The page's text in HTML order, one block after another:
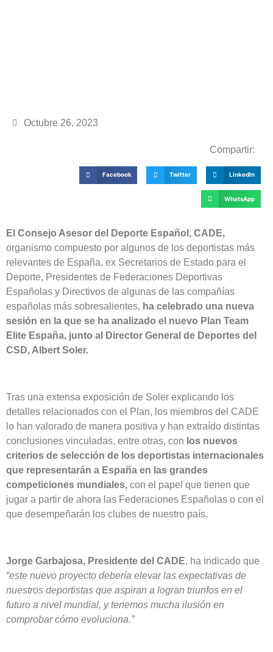
Octubre 26, 2023
Compartir:
Facebook Twitter LinkedIn
WhatsApp
El Consejo Asesor del Deporte Español, CADE,
organismo compuesto por algunos de los deportistas más
relevantes de España, ex Secretarios de Estado para el
Deporte, Presidentes de Federaciones Deportivas
Españolas y Directivos de algunas de las compañías
españolas más sobresalientes, ha celebrado una nueva
sesión en la que se ha analizado el nuevo Plan Team
Elite España, junto al Director General de Deportes del
CSD, Albert Soler.
Tras una extensa exposición de Soler explicando los
detalles relacionados con el Plan, los miembros del CADE
lo han valorado de manera positiva y han extraído distintas
conclusiones vinculadas, entre otras, con los nuevos
criterios de selección de los deportistas internacionales
que representarán a España en las grandes
competiciones mundiales, con el papel que tienen que
jugar a partir de ahora las Federaciones Españolas o con el
que desempeñarán los clubes de nuestro país.
Jorge Garbajosa, Presidente del CADE, ha indicado que
“este nuevo proyecto debería elevar las expectativas de
nuestros deportistas que aspiran a logran triunfos en el
futuro a nivel mundial, y tenemos mucha ilusión en
comprobar cómo evoluciona.”